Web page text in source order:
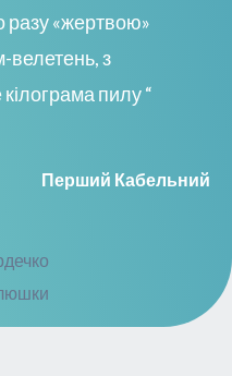
«жертвою»
велетень, з
пилу “
Перший Кабельний